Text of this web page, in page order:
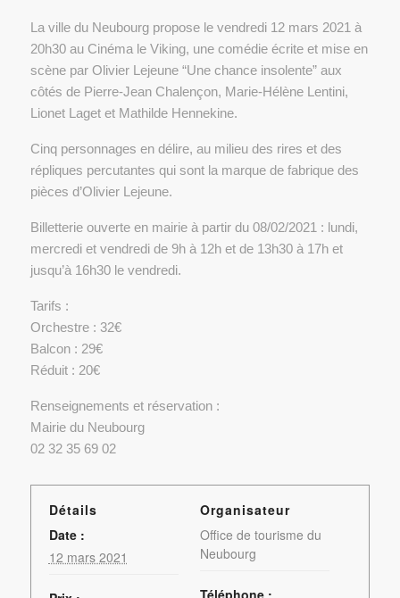
La ville du Neubourg propose le vendredi 12 mars 2021 à
20h30 au Cinéma le Viking, une comédie écrite et mise en
scène par Olivier Lejeune “Une chance insolente” aux
côtés de Pierre-Jean Chalençon, Marie-Hélène Lentini,
Lionet Laget et Mathilde Hennekine.
Cinq personnages en délire, au milieu des rires et des
répliques percutantes qui sont la marque de fabrique des
pièces d’Olivier Lejeune.
Billetterie ouverte en mairie à partir du 08/02/2021 : lundi,
mercredi et vendredi de 9h à 12h et de 13h30 à 17h et
jusqu’à 16h30 le vendredi.
Tarifs :
Orchestre : 32€
Balcon : 29€
Réduit : 20€
Renseignements et réservation :
Mairie du Neubourg
02 32 35 69 02
Détails
Date :
12 mars 2021
Organisateur
Office de tourisme du
Neubourg
Téléphone :